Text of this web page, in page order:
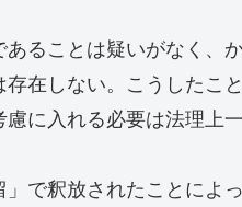
ることは疑いがなく、
在しない。こうしたこ
に入れる必要は法理上一
で釈放されたことによ